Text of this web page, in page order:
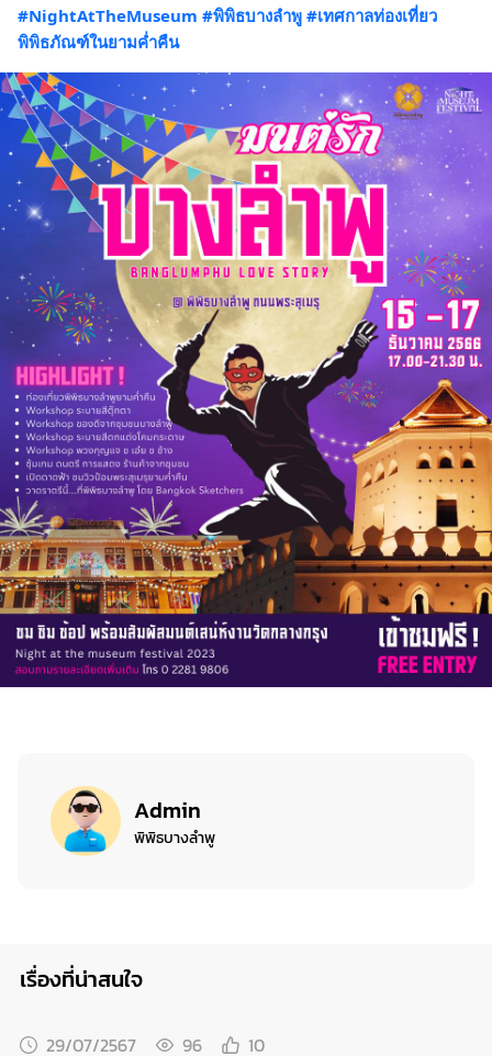
#NightAtTheMuseum #พิพิธบางลำพู #เทศกาลท่องเที่ยว
พิพิธภัณฑ์ในยามค่ำคืน
Admin
พิพิธบางลำพู
เรื่องที่น่าสนใจ
29/07/2567 96
10